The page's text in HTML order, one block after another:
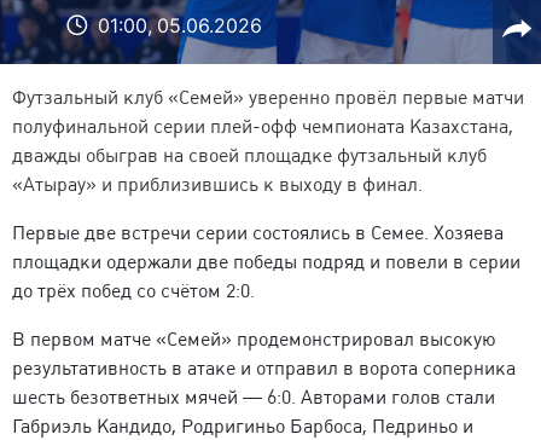
01:00, 05.06.2026
Футзальный клуб «Семей» уверенно провёл первые матчи
полуфинальной серии плей-офф чемпионата Казахстана,
дважды обыграв на своей площадке футзальный клуб
«Атырау» и приблизившись к выходу в финал.
Первые две встречи серии состоялись в Семее. Хозяева
площадки одержали две победы подряд и повели в серии
до трёх побед со счётом 2:0.
В первом матче «Семей» продемонстрировал высокую
результативность в атаке и отправил в ворота соперника
шесть безответных мячей — 6:0. Авторами голов стали
Габриэль Кандидо, Родригиньо Барбоса, Педриньо и